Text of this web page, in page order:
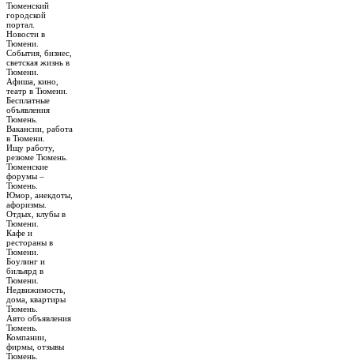
Тюменский
городской
портал.
Новости в
Тюмени.
События, бизнес,
светская жизнь в
Тюмени.
Афиша, кино,
театр в Тюмени.
Бесплатные
объявления
Тюмень.
Вакансии, работа
в Тюмени.
Ищу работу,
резюме Тюмень.
Тюменские
форумы –
Тюмень.
Юмор, анекдоты,
афоризмы.
Отдых, клубы в
Тюмени.
Кафе и
рестораны в
Тюмени.
Боулинг и
бильярд в
Тюмени.
Недвижимость,
дома, квартиры
Тюмень.
Авто объявления
Тюмень.
Компании,
фирмы, отзывы
Тюмень.